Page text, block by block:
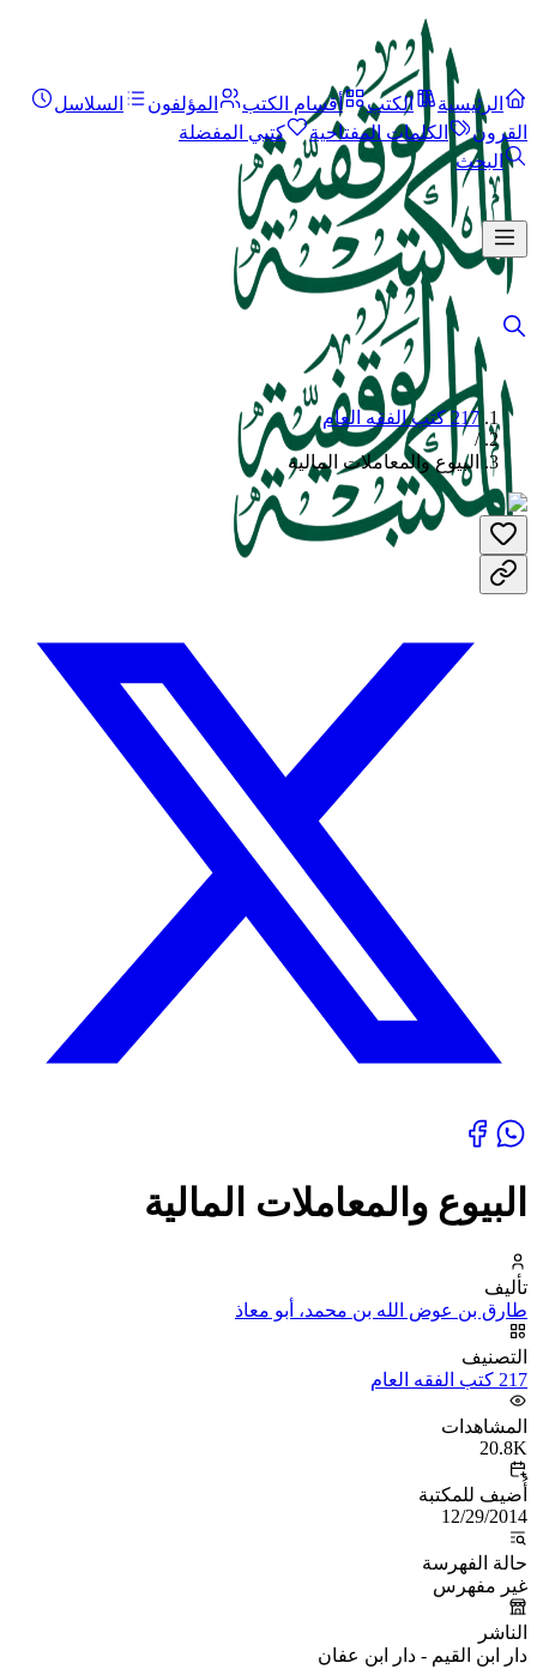
الرئيسية الكتب أقسام الكتب المؤلفون
السلاسل
القرون
الكلمات المفتاحية
كتبي المفضلة
البحث
217 كتب الفقه العام
/
البيوع والمعاملات المالية
البيوع والمعاملات المالية
تأليف
طارق بن عوض الله بن محمد، أبو معاذ
التصنيف
217 كتب الفقه العام
المشاهدات
20.8K
أُضيف للمكتبة
12/29/2014
حالة الفهرسة
غير مفهرس
الناشر
دار ابن القيم - دار ابن عفان